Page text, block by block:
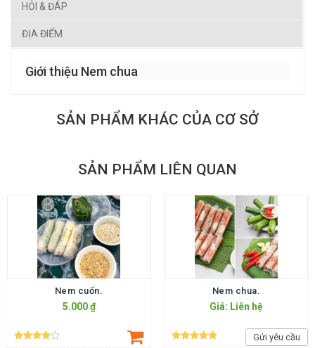
HỎI & ĐÁP
ĐỊA ĐIỂM
Giới thiệu Nem chua
SẢN PHẨM KHÁC CỦA CƠ SỞ
SẢN PHẨM LIÊN QUAN
Nem cuốn.
5.000 ₫
Nem chua.
Giá: Liên hệ
Gửi yêu cầu